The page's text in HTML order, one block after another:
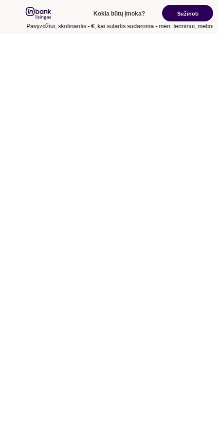
Sužinoti
Kokia būtų įmoka?
Pavyzdžiui, skolinantis- €, kai sutartis sudaroma- mėn.terminui, metinė